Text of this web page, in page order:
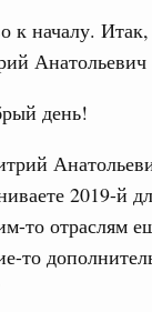
к началу.
день!
2019-й
то отраслям
то
обновили
среда